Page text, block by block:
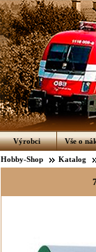
Výrobci Vše o
Hobby-Shop Katalog